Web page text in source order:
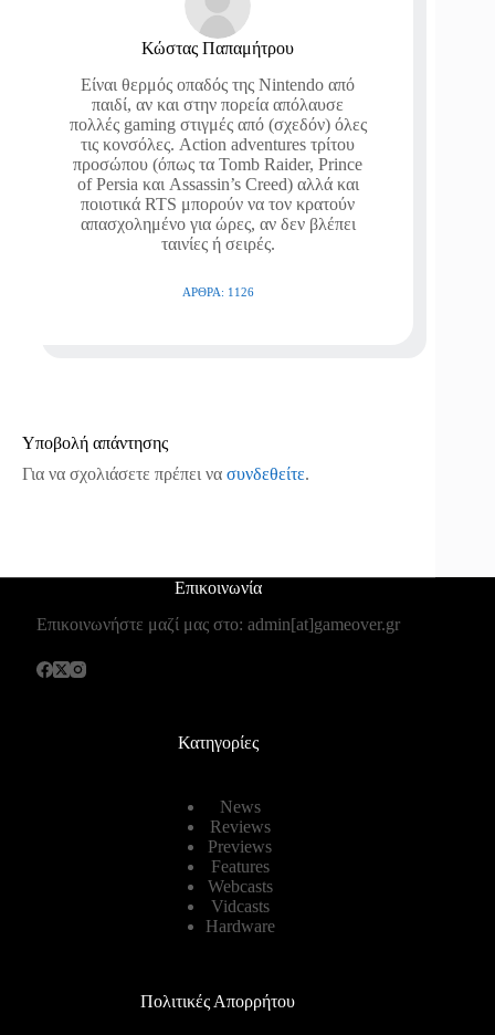
Κώστας Παπαμήτρου
Είναι θερμός οπαδός της Nintendo από
παιδί, αν και στην πορεία απόλαυσε
πολλές gaming στιγμές από (σχεδόν) όλες
τις κονσόλες. Action adventures τρίτου
προσώπου (όπως τα Tomb Raider, Prince
of Persia και Assassin’s Creed) αλλά και
ποιοτικά RTS μπορούν να τον κρατούν
απασχολημένο για ώρες, αν δεν βλέπει
ταινίες ή σειρές.
ΆΡΘΡΑ: 1126
Υποβολή απάντησης
Για να σχολιάσετε πρέπει να συνδεθείτε.
Επικοινωνία
Επικοινωνήστε μαζί μας στο: admin[at]gameover.gr
Κατηγορίες
News
Reviews
Previews
Features
Webcasts
Vidcasts
Hardware
Πολιτικές Απορρήτου